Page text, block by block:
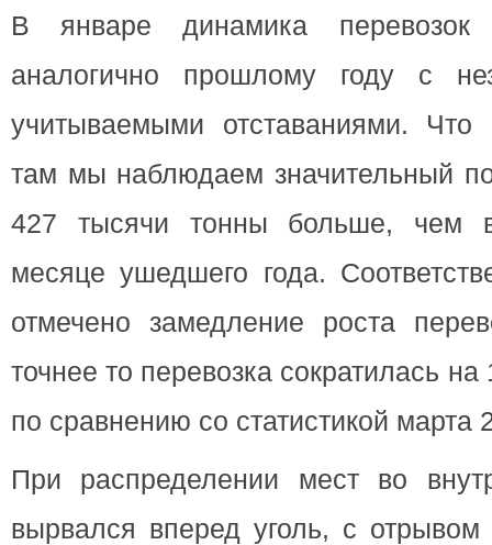
В январе динамика перевозок
аналогично прошлому году с
учитываемыми отставаниями. Что
там мы наблюдаем значительный
427 тысячи тонны больше, чем в
месяце ушедшего года.
отмечено замедление роста
точнее то перевозка сократилась
по сравнению со статистикой марта
При распределении мест во
вырвался вперед уголь, с